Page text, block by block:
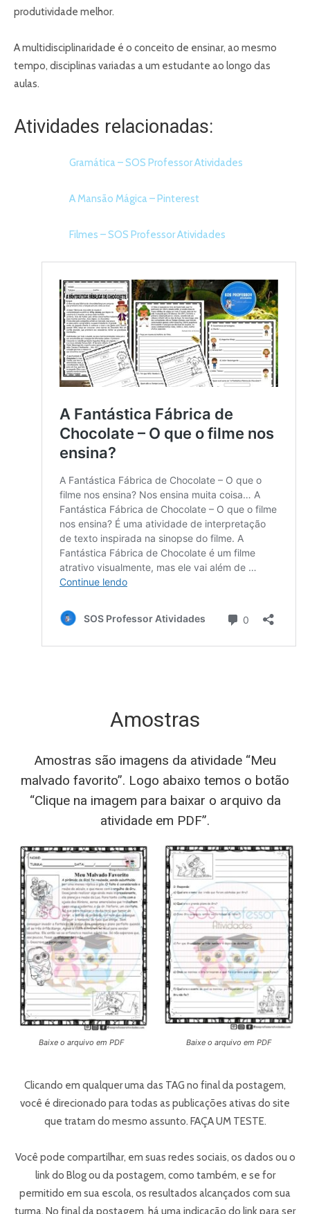
produtividade melhor.
A multidisciplinaridade é o conceito de ensinar, ao mesmo
tempo, disciplinas variadas a um estudante ao longo das
aulas.
Atividades relacionadas:
Gramática – SOS Professor Atividades
AMansão Mágica – Pinterest
Filmes – SOS Professor Atividades
Amostras
Amostras são imagens da atividade “Meu
malvado favorito”. Logo abaixo temos o botão
“Clique na imagem para baixar o arquivo da
atividade em PDF”.
Baixe o arquivo em PDF Baixe o arquivo em PDF
Clicando em qualquer uma das TAG no final da postagem,
você é direcionado para todas as publicações ativas do site
que tratam do mesmo assunto. FAÇA UM TESTE.
Você pode compartilhar, em suas redes sociais, os dados ou o
link do Blog ou da postagem, como também, e se for
permitido em sua escola, os resultados alcançados com sua
turma. No final da postagem, há uma indicação do link para ser